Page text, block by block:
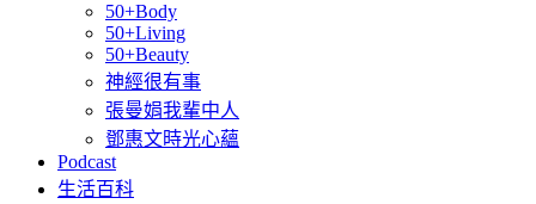
50+Body
50+Living
50+Beauty
神經很有事
張曼娟我輩中人
鄧惠文時光心蘊
Podcast
生活百科